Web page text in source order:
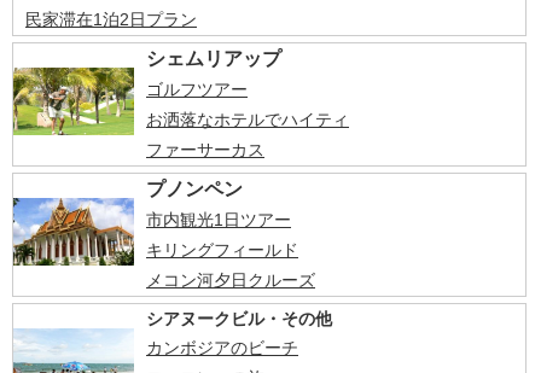
民家滞在1泊2日プラン
シェムリアップ
ゴルフツアー
お洒落なホテルでハイティ
ファーサーカス
プノンペン
市内観光1日ツアー
キリングフィールド
メコン河夕日クルーズ
シアヌークビル・その他
カンボジアのビーチ